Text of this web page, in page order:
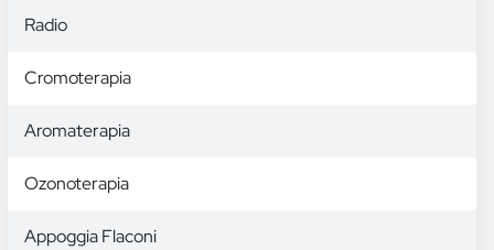
Radio
Cromoterapia
Aromaterapia
Ozonoterapia
Appoggia Flaconi